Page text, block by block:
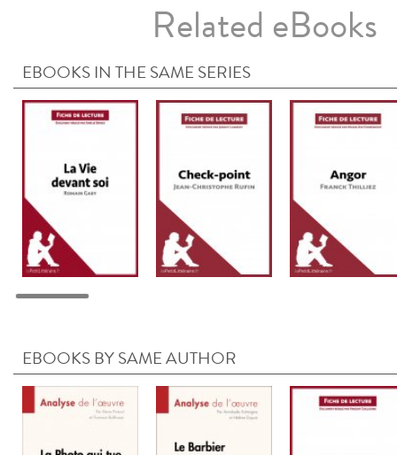
Related eBooks
EBOOKS IN THE SAME SERIES
EBOOKS BY SAME AUTHOR